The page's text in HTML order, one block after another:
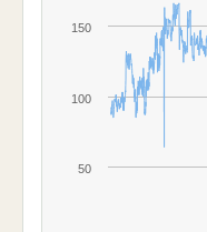
50
100
150